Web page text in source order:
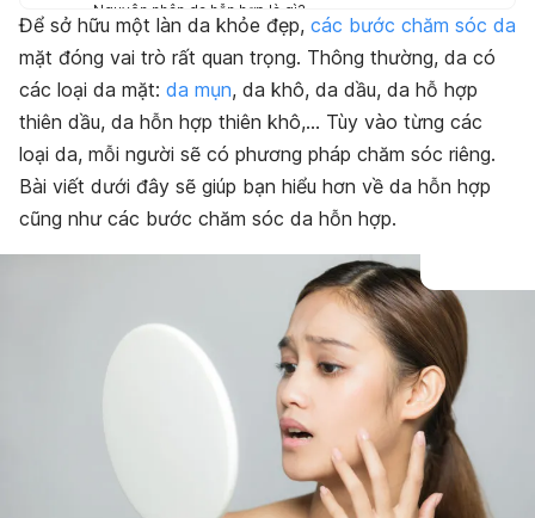
Nguyên nhân da hỗn hợp là gì?
Các bước chăm sóc da hỗn hợp đúng cách
Những lưu ý quan trọng khi chăm sóc da hỗn hợp
Để sở hữu một làn da khỏe đẹp, các bước chăm sóc da
mặt đóng vai trò rất quan trọng. Thông thường, da có
các loại da mặt: da mụn, da khô, da dầu, da hỗ hợp
thiên dầu, da hỗn hợp thiên khô,… Tùy vào từng các
loại da, mỗi người sẽ có phương pháp chăm sóc riêng.
Bài viết dưới đây sẽ giúp bạn hiểu hơn về da hỗn hợp
cũng như các bước chăm sóc da hỗn hợp.